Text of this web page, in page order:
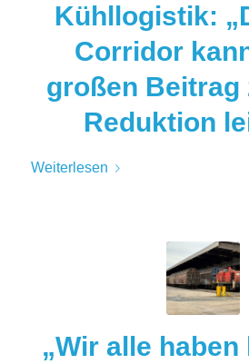
Kühllogistik:
Corridor
großen Beitrag
Reduktion
Weiterlesen
„Wir alle haben